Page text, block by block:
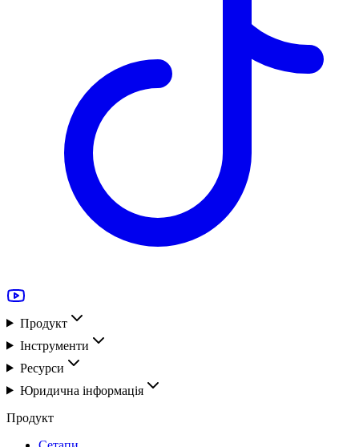
Продукт
Інструменти
Ресурси
Юридична інформація
Продукт